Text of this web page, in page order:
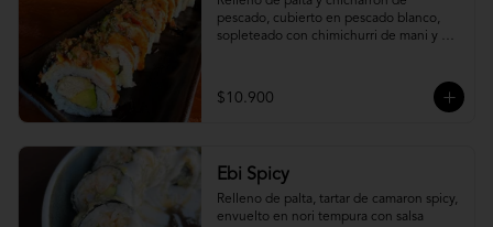
pescado, cubierto en pescado blanco,
sopleteado con chimichurri de mani y
$10.900
Ebi Spicy
Relleno de palta, tartar de camaron spicy,
envuelto en nori tempura con salsa